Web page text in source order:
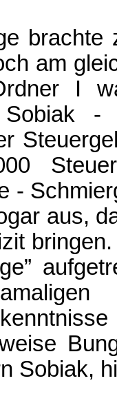
brachte
am
I
Sobiak -
-
aus,
Sobiak,